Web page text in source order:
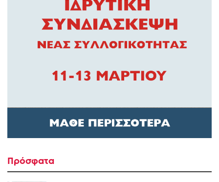
Πρόσφατα